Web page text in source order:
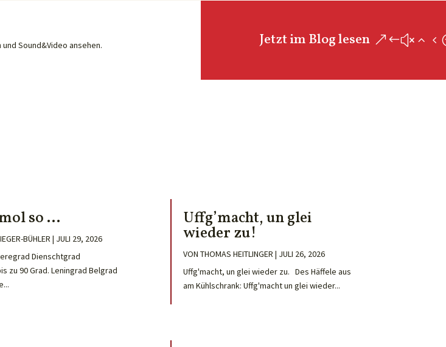
Sound&Video ansehen. Jetzt im Blog lesen
so …
BÜHLER | JULI 29, 2026
Dienschtgrad
zu 90 Grad. Leningrad Belgrad
Uffg’macht, un glei
wieder zu!
VON THOMAS HEITLINGER | JULI 26, 2026
Uffg'macht, un glei wieder zu. Des Häffele aus
am Kühlschrank: Uffg'macht un glei wieder...